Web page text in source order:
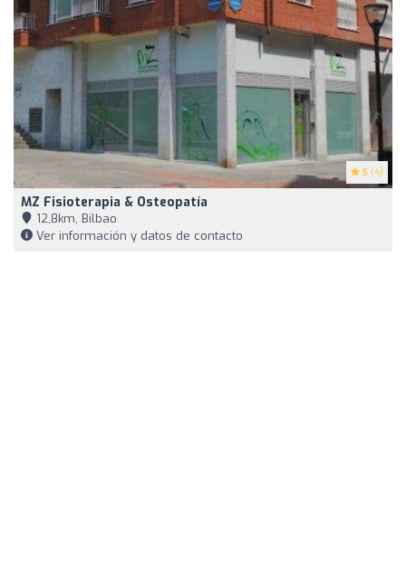
5 (4)
MZ Fisioterapia & Osteopatía
12,8km, Bilbao
Ver información y datos de contacto